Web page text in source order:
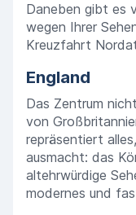
Daneben gibt es
wegen Ihrer
Kreuzfahrt
England
Das Zentrum
von
repräsentiert
ausmacht: das
altehrwürdige
modernes und